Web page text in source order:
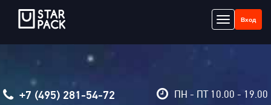
Вход
Menu
+7 (495) 281-54-72 ПН - ПТ 10.00 - 19.00